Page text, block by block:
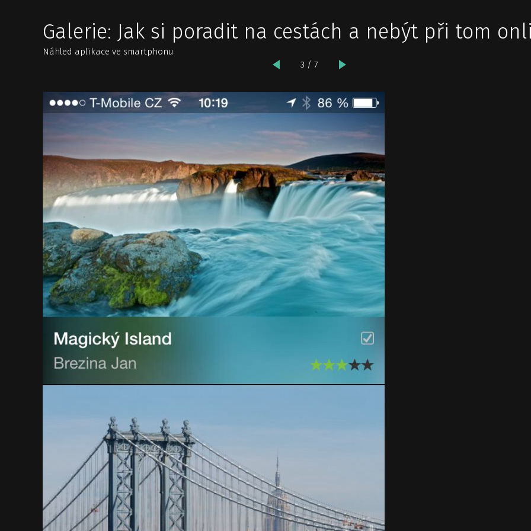
Galerie: Jak si poradit na cestách a nebýt při tom
Náhled aplikace ve smartphonu
3 / 7